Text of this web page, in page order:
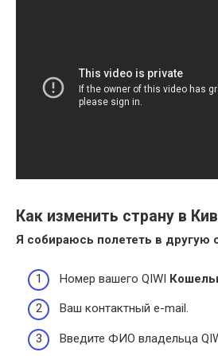
Как изменить страну в
Я собираюсь полететь в другую
Номер вашего QIWI
Ваш контактный e-mail.
Введите ФИО владельца